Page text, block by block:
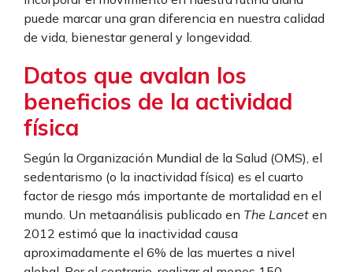
puede marcar una gran diferencia en nuestra calidad
de vida, bienestar general y longevidad.
Datos que avalan los
beneficios de la actividad
física
Según la Organización Mundial de la Salud (OMS), el
sedentarismo (o la inactividad física) es el cuarto
factor de riesgo más importante de mortalidad en el
mundo. Un metaanálisis publicado en The Lancet en
2012 estimó que la inactividad causa
aproximadamente el 6% de las muertes a nivel